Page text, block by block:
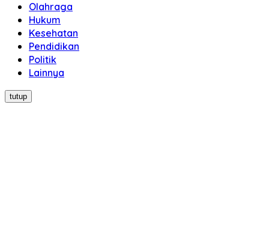
Olahraga
Hukum
Kesehatan
Pendidikan
Politik
Lainnya
tutup